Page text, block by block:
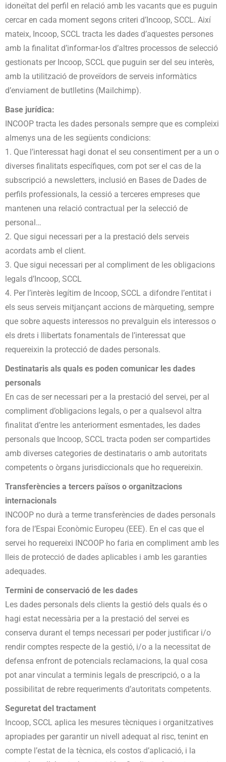
idoneïtat del perfil en relació amb les vacants que es puguin
cercar en cada moment segons criteri d’Incoop, SCCL. Així
mateix, Incoop, SCCL tracta les dades d’aquestes persones
amb la finalitat d’informar-los d’altres processos de selecció
gestionats per Incoop, SCCL que puguin ser del seu interès,
amb la utilització de proveïdors de serveis informàtics
d’enviament de butlletins (Mailchimp).
Base jurídica:
INCOOP tracta les dades personals sempre que es compleixi
almenys una de les següents condicions:
1. Que l’interessat hagi donat el seu consentiment per a un o
diverses finalitats específiques, com pot ser el cas de la
subscripció a newsletters, inclusió en Bases de Dades de
perfils professionals, la cessió a terceres empreses que
mantenen una relació contractual per la selecció de
personal…
2. Que sigui necessari per a la prestació dels serveis
acordats amb el client.
3. Que sigui necessari per al compliment de les obligacions
legals d’Incoop, SCCL
4. Per l’interès legítim de Incoop, SCCL a difondre l’entitat i
els seus serveis mitjançant accions de màrqueting, sempre
que sobre aquests interessos no prevalguin els interessos o
els drets i llibertats fonamentals de l’interessat que
requereixin la protecció de dades personals.
Destinataris als quals es poden comunicar les dades
personals
En cas de ser necessari per a la prestació del servei, per al
compliment d’obligacions legals, o per a qualsevol altra
finalitat d’entre les anteriorment esmentades, les dades
personals que Incoop, SCCL tracta poden ser compartides
amb diverses categories de destinataris o amb autoritats
competents o òrgans jurisdiccionals que ho requereixin.
Transferències a tercers països o organitzacions
internacionals
INCOOP no durà a terme transferències de dades personals
fora de l’Espai Econòmic Europeu (EEE). En el cas que el
servei ho requereixi INCOOP ho faria en compliment amb les
lleis de protecció de dades aplicables i amb les garanties
adequades.
Termini de conservació de les dades
Les dades personals dels clients la gestió dels quals és o
hagi estat necessària per a la prestació del servei es
conserva durant el temps necessari per poder justificar i/o
rendir comptes respecte de la gestió, i/o a la necessitat de
defensa enfront de potencials reclamacions, la qual cosa
pot anar vinculat a terminis legals de prescripció, o a la
possibilitat de rebre requeriments d’autoritats competents.
Seguretat del tractament
Incoop, SCCL aplica les mesures tècniques i organitzatives
apropiades per garantir un nivell adequat al risc, tenint en
compte l’estat de la tècnica, els costos d’aplicació, i la